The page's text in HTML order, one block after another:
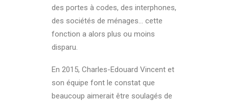
des portes à codes, des interphones,
des sociétés de ménages… cette
fonction a alors plus ou moins
disparu.
En 2015, Charles-Edouard Vincent et
son équipe font le constat que
beaucoup aimerait être soulagés de